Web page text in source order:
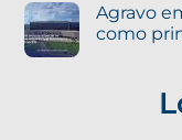
Agravo
como